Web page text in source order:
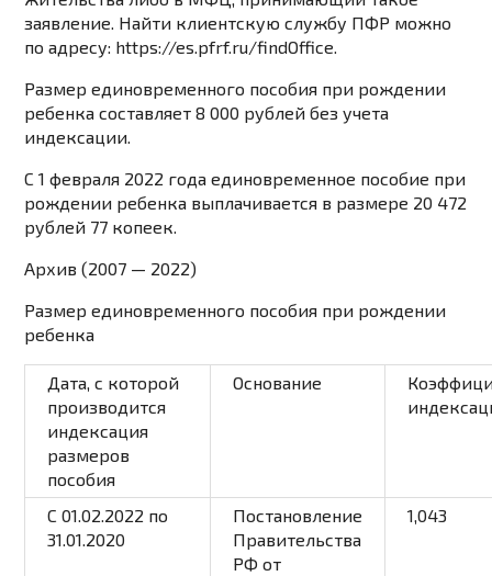
заявление. Найти клиентскую службу ПФР можно
по адресу: https://es.pfrf.ru/findOffice.
Размер единовременного пособия при рождении
ребенка составляет8 000 рублей без учета
индексации.
С 1 февраля 2022 года единовременное пособие при
рождении ребенка выплачивается в размере 20 472
рублей 77 копеек.
Архив (2007 — 2022)
Размер единовременного пособия при рождении
ребенка
Дата, с которой
производится
индексация
размеров
пособия
Основание
С 01.02.2022 по
31.01.2020
Постановление
Правительства
РФ от
1,043